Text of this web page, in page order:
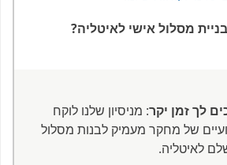
מסלול אישי לאיטליה?
לך זמן יקר: מניסיון שלנו לוקח
של מחקר מעמיק לבנות מסלול
לאיטליה.